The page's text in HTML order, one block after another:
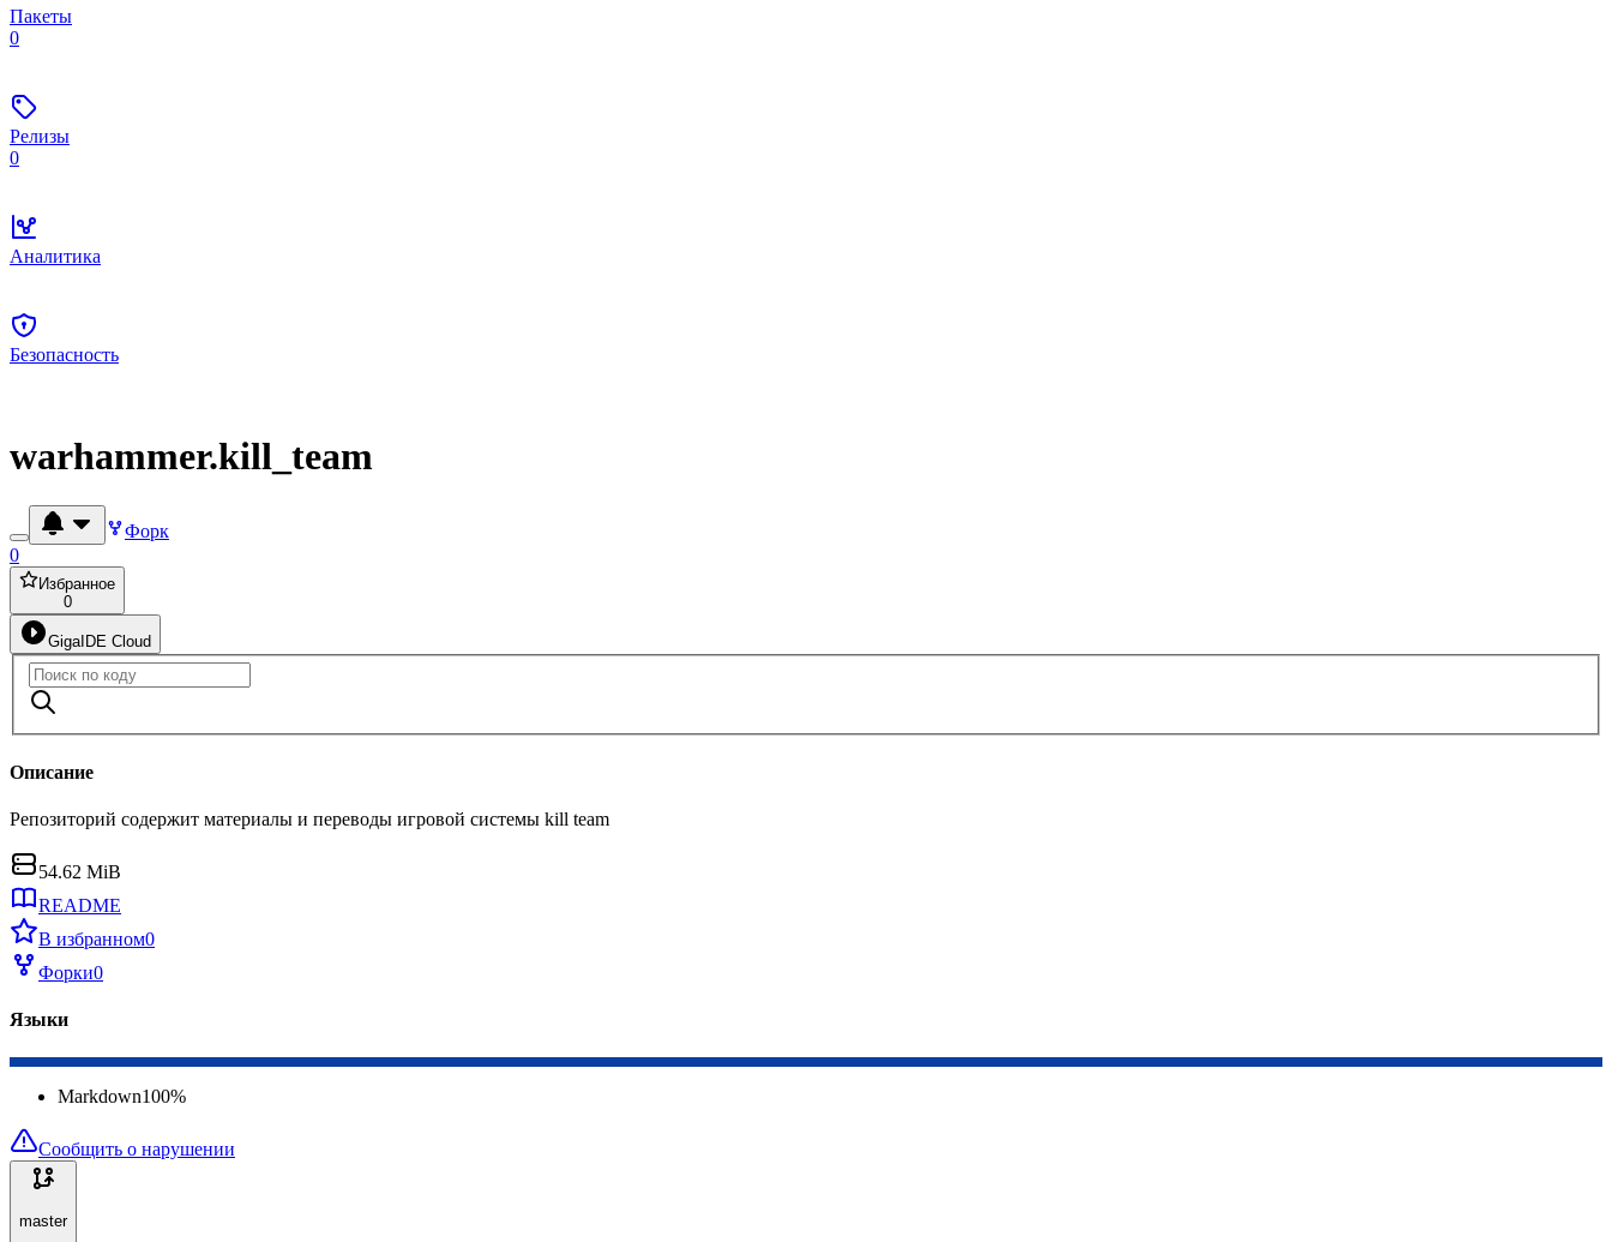
Пакеты
0
Релизы
0
Аналитика
Безопасность
warhammer.kill_team
Форк
0
Избранное
0
GigaIDE Cloud
Описание
Репозиторий содержит материалы и переводы игровой системы kill team
54.62 MiB
README
В избранном0
Форки0
Языки
Markdown100%
Сообщить о нарушении
master